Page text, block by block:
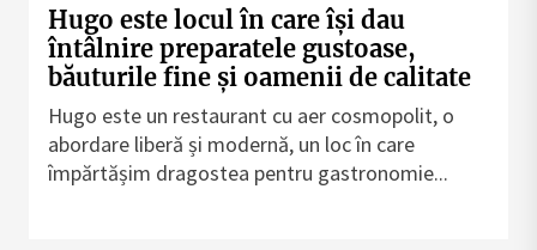
Hugo este locul în care își dau
întâlnire preparatele gustoase,
băuturile fine și oamenii de calitate
Hugo este un restaurant cu aer cosmopolit, o
abordare liberă și modernă, un loc în care
împărtășim dragostea pentru gastronomie...